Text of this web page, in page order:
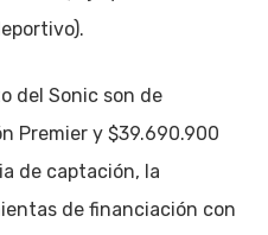
del Sonic son de
Premier y $39.690.900
de captación, la
de financiación con